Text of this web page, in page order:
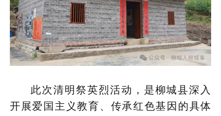
此次清明祭英烈活动，是柳城县深入
开展爱国主义教育、传承红色基因的具体